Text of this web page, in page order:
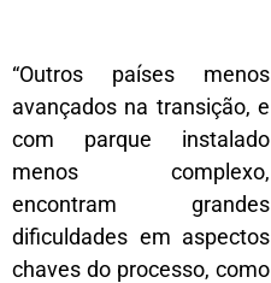
“Outros países menos
avançados na transição, e
com parque instalado
menos complexo,
encontram grandes
dificuldades em aspectos
chaves do processo, como